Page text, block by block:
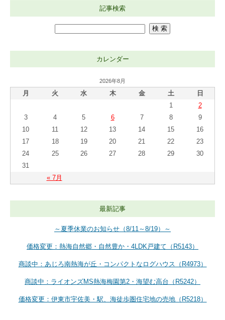
記事検索
カレンダー
2026年8月
月 火 水 木 金 土 日
« 7月
1
2
3
4 5 6 7 8
9
10
11 12 13 14 15
16
17
18 19 20 21 22
23
24
25 26 27 28 29
30
31
最新記事
～夏季休業のお知らせ（8/11～8/19）～
価格変更：熱海自然郷・自然豊か・4LDK戸建て（R5143）
商談中：あじろ南熱海が丘・コンパクトなログハウス（R4973）
商談中：ライオンズMS熱海梅園第2・海望む高台（R5242）
価格変更：伊東市宇佐美・駅、海徒歩圏住宅地の売地（R5218）